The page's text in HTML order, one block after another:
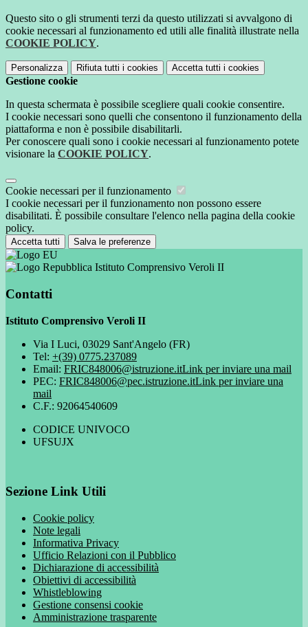
Questo sito o gli strumenti terzi da questo utilizzati si avvalgono di
cookie necessari al funzionamento ed utili alle finalità illustrate nella
COOKIE POLICY.
Personalizza Rifiuta tutti i cookies Accetta tutti i cookies
Gestione cookie
In questa schermata è possibile scegliere quali cookie consentire.
I cookie necessari sono quelli che consentono il funzionamento della
piattaforma e non è possibile disabilitarli.
Per conoscere quali sono i cookie necessari al funzionamento potete
visionare la COOKIE POLICY.
Cookie necessari per il funzionamento
I cookie necessari per il funzionamento non possono essere
disabilitati. È possibile consultare l'elenco nella pagina della cookie
policy.
Accetta tutti Salva le preferenze
Istituto Comprensivo Veroli II
Contatti
Istituto Comprensivo Veroli II
Via I Luci, 03029 Sant'Angelo (FR)
Tel: +(39) 0775.237089
Email: FRIC848006@istruzione.itLink per inviare una mail
PEC: FRIC848006@pec.istruzione.itLink per inviare una
mail
C.F.: 92064540609
CODICE UNIVOCO
UFSUJX
Sezione Link Utili
Cookie policy
Note legali
Informativa Privacy
Ufficio Relazioni con il Pubblico
Dichiarazione di accessibilità
Obiettivi di accessibilità
Whistleblowing
Gestione consensi cookie
Amministrazione trasparente